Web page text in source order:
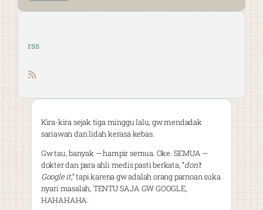
rss
RSS feed
Kira-kira sejak tiga minggu lalu, gw mendadak
sariawan dan lidah kerasa kebas.
Gw tau, banyak — hampir semua. Oke. SEMUA —
dokter dan para ahli medis pasti berkata, “don’t
Google it,” tapi karena gw adalah orang parnoan suka
nyari masalah, TENTU SAJA GW GOOGLE,
HAHAHAHA.